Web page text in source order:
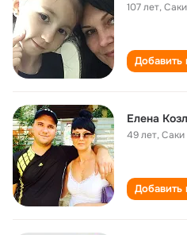
107 лет,Саки
Добавить
Елена
49 лет,Саки
Добавить